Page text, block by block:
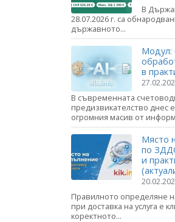
В
28.07.2026 г. са
държавното...
Модул:
в
В съвременната
предизвикателство днес
огромния масив от
Място
по
и
Правилното определяне
при доставка на услуга е
коректното...